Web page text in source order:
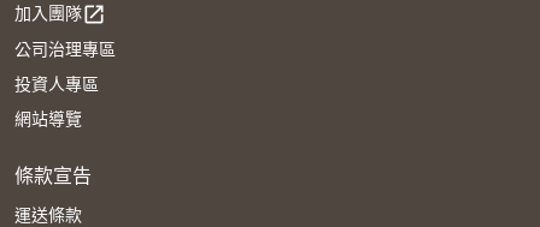
加入團隊open_in_new
公司治理專區
投資人專區
網站導覽
條款宣告
運送條款